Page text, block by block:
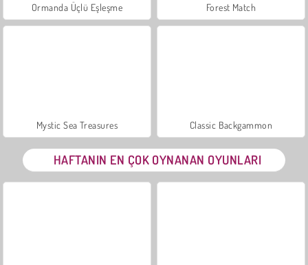
Ormanda Üçlü Eşleşme Forest Match
Mystic Sea Treasures Classic Backgammon
HAFTANIN EN ÇOK OYNANAN OYUNLARI